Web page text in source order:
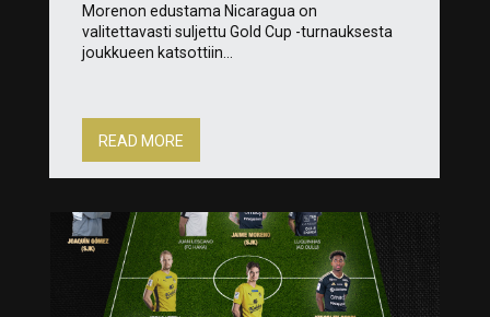
Morenon edustama Nicaragua on
valitettavasti suljettu Gold Cup -turnauksesta
joukkueen katsottiin...
READ MORE